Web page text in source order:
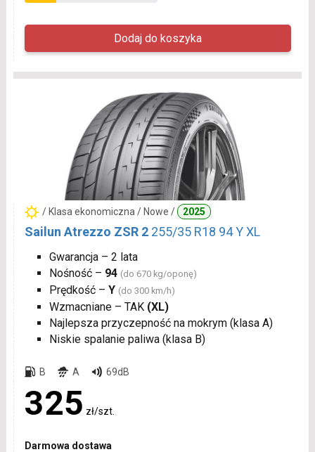
/ Klasa ekonomiczna / Nowe / 2025
Sailun Atrezzo ZSR 2 255/35 R18 94 Y XL
Gwarancja – 2 lata
Nośność – 94 (do 670 kg/oponę)
Prędkość – Y (do 300 km/h)
Wzmacniane – TAK (XL)
Najlepsza przyczepność na mokrym (klasa A)
Niskie spalanie paliwa (klasa B)
B A 69dB
325 zł/szt.
Darmowa dostawa